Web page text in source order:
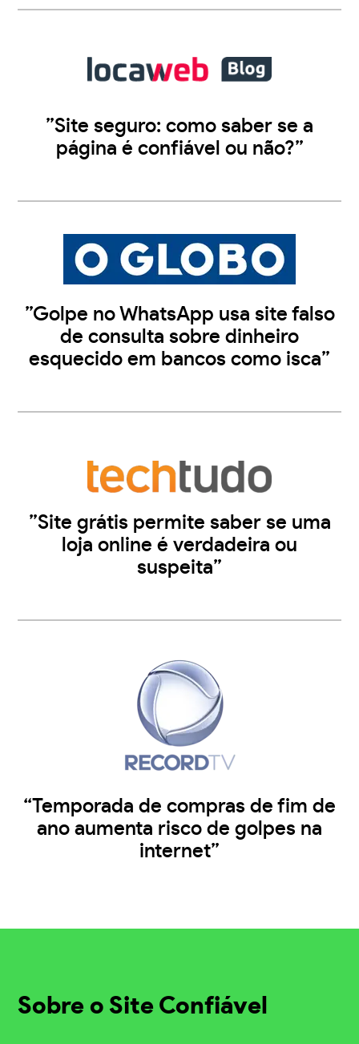
”Site seguro: como saber se a
página é confiável ou não?”
”Golpe no WhatsApp usa site falso
de consulta sobre dinheiro
esquecido em bancos como isca”
”Site grátis permite saber se uma
loja online é verdadeira ou
suspeita”
“Temporada de compras de fim de
ano aumenta risco de golpes na
internet”
Sobre o Site Confiável